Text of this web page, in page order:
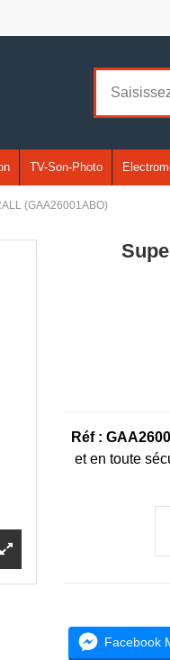
TV-Son-Photo
(GAA26001ABO)
Réf :
et en toute
Facebook